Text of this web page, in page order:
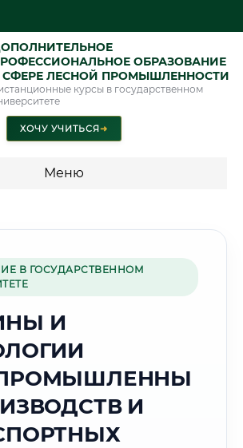
ОБРАЗОВАНИЕ
СФЕРЕ ЛЕСНОЙ ПРОМЫШЛЕННОСТИ
курсы в государственном
ХОЧУ УЧИТЬСЯ➜
Меню
🌿
Г. УФА
Точное местное время:
18:03:21
Суббота, 8 Августа
В ГОСУДАРСТВЕННОМ
И
И